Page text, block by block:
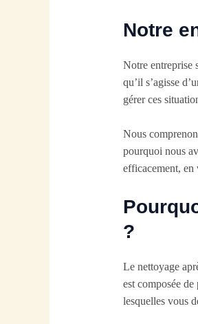
Notre
Notre entreprise
qu’il s’agisse
gérer ces
Nous
pourquoi nous
efficacement, en
?
Le nettoyage
est composée
lesquelles vous